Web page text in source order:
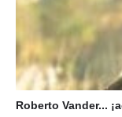
Roberto Vander...